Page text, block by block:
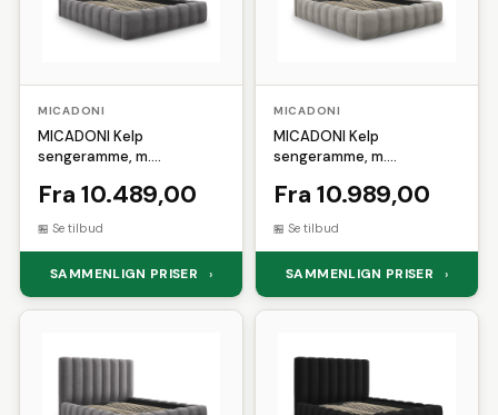
MICADONI
MICADONI Kelp
sengeramme, m.
grå fløjl og sort plast
Fra 10.489,00
Se tilbud
SAMMENLIGN PRISER ›
MICADONI
MICADONI Kelp
sengeramme, m.
grå fløjl og sort plast
Fra 10.989,00
Se tilbud
SAMMENLIGN PRISER ›